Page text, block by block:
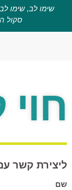
שימו לב, שימו
סקול
חוי
ליצירת קשר
שם